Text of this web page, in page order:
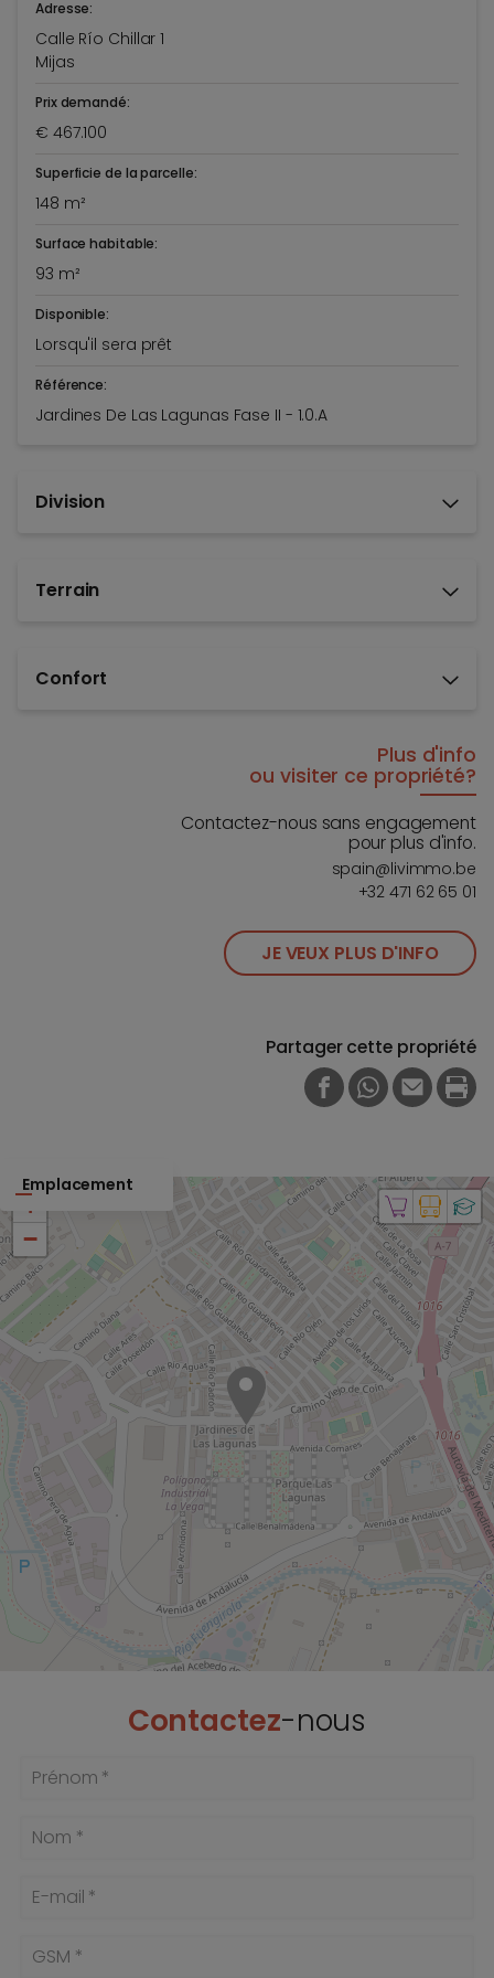
Adresse:
Calle Río Chillar 1
Mijas
Prix demandé:
€ 467.100
Superficie de la parcelle:
148 m²
Surface habitable:
93 m²
Disponible:
Lorsqu'il sera prêt
Référence:
Jardines De Las Lagunas Fase II - 1.0.A
Division
Terrain
Confort
Plus d'info
ou visiter ce propriété?
Contactez-nous sans engagement
pour plus d'info.
spain@livimmo.be
+32 471 62 65 01
JE VEUX PLUS D'INFO
Partager cette propriété
FACEBOOK
WHATSAPP
E-MAIL
Emplacement
+
−
Contactez-nous
Prénom *
Nom *
E-mail *
GSM *